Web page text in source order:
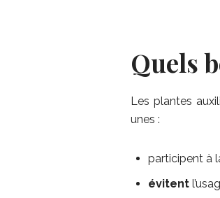
Quels
Les plantes
unes :
participent à
évitent